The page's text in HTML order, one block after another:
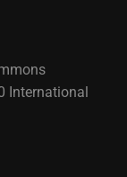
International